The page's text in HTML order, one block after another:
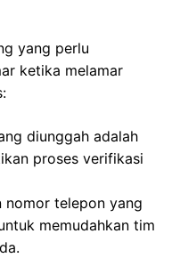
yang perlu
ketika melamar
diunggah adalah
proses verifikasi
nomor telepon yang
memudahkan tim